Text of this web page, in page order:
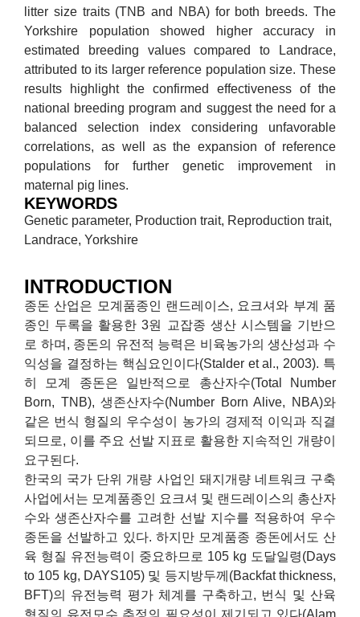
litter size traits (TNB and NBA) for both breeds. The
Yorkshire population showed higher accuracy in
estimated breeding values compared to Landrace,
attributed to its larger reference population size. These
results highlight the confirmed effectiveness of the
national breeding program and suggest the need for a
balanced selection index considering unfavorable
correlations, as well as the expansion of reference
populations for further genetic improvement in
maternal pig lines.
KEYWORDS
Genetic parameter, Production trait, Reproduction trait,
Landrace, Yorkshire
INTRODUCTION
종돈 산업은 모계품종인 랜드레이스, 요크셔와 부계 품
종인 두록을 활용한 3원 교잡종 생산 시스템을 기반으
로 하며, 종돈의 유전적 능력은 비육농가의 생산성과 수
익성을 결정하는 핵심요인이다(Stalder et al., 2003). 특
히 모계 종돈은 일반적으로 총산자수(Total Number
Born, TNB), 생존산자수(Number Born Alive, NBA)와
같은 번식 형질의 우수성이 농가의 경제적 이익과 직결
되므로, 이를 주요 선발 지표로 활용한 지속적인 개량이
요구된다.
한국의 국가 단위 개량 사업인 돼지개량 네트워크 구축
사업에서는 모계품종인 요크셔 및 랜드레이스의 총산자
수와 생존산자수를 고려한 선발 지수를 적용하여 우수
종돈을 선발하고 있다. 하지만 모계품종 종돈에서도 산
육 형질 유전능력이 중요하므로 105 kg 도달일령(Days
to 105 kg, DAYS105) 및 등지방두께(Backfat thickness,
BFT)의 유전능력 평가 체계를 구축하고, 번식 및 산육